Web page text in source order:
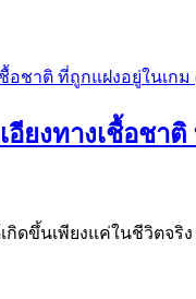
ยงทางเชื้อชา
เกิดขึ้นเพียงแค่ในชีวิตจ